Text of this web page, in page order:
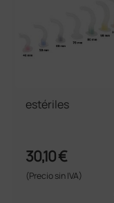
estériles
30,10 €
(Precio sin IVA)